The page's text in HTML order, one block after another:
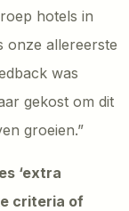
hotels in
onze allereerste
was
gekost om dit
groeien.”
‘extra
criteria of